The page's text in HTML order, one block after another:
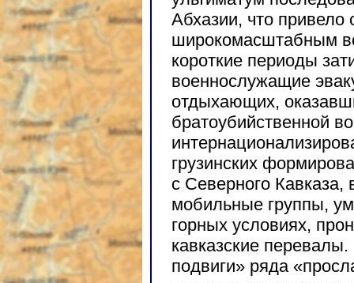
Абхазии, что привело
широкомасштабным
короткие периоды
военнослужащие
отдыхающих,
братоубийственной
грузинских
с Северного
мобильные группы,
горных условиях,
кавказские
подвиги» ряда